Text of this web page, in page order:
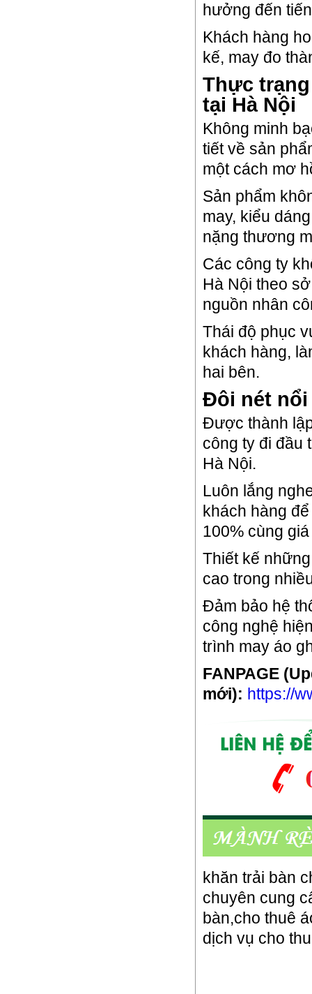
hưởng đến
Khách hàng
kế, may đo
Thực
tại Hà Nội
Không minh
tiết về sản
một cách mơ
Sản phẩm
may, kiểu
nặng thương
Các công ty
Hà Nội theo
nguồn nhân
Thái độ phục
khách hàng,
hai bên.
Đôi nét nổi
Được thành
công ty đi đầu
Hà Nội.
Luôn lắng
khách hàng
100% cùng
Thiết kế
cao trong
Đảm bảo hệ
công nghệ
trình may áo
FANPAGE
mới): https://
khăn trải bàn
chuyên cung
bàn,cho thuê
dịch vụ cho